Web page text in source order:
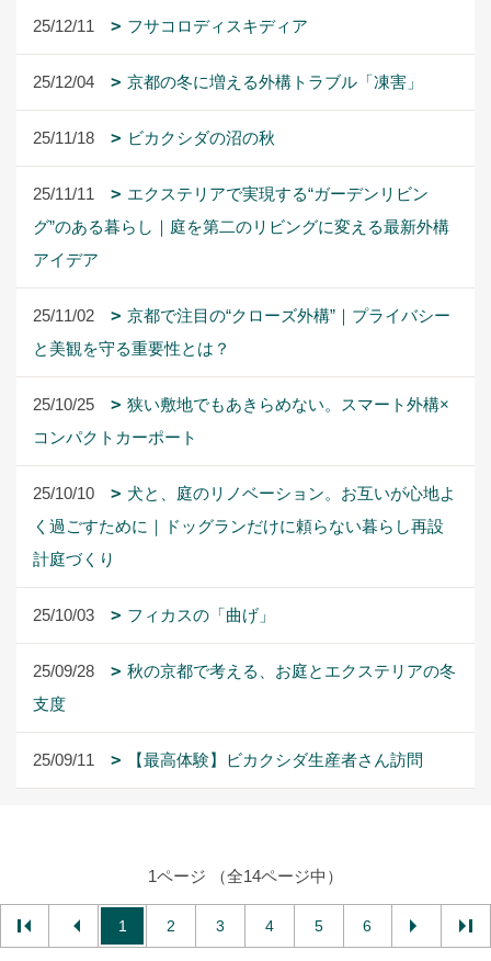
25/12/11 フサコロディスキディア
25/12/04 京都の冬に増える外構トラブル「凍害」
25/11/18 ビカクシダの沼の秋
25/11/11
エクステリアで実現する“ガーデンリビン
グ”のある暮らし｜庭を第二のリビングに変える最新外構
アイデア
25/11/02
京都で注目の“クローズ外構”｜プライバシー
と美観を守る重要性とは？
25/10/25
狭い敷地でもあきらめない。スマート外構×
コンパクトカーポート
25/10/10
犬と、庭のリノベーション。お互いが心地よ
く過ごすために｜ドッグランだけに頼らない暮らし再設
計庭づくり
25/10/03 フィカスの「曲げ」
25/09/28
秋の京都で考える、お庭とエクステリアの冬
支度
25/09/11 【最高体験】ビカクシダ生産者さん訪問
1ページ （全14ページ中）
1 2 3 4 5 6